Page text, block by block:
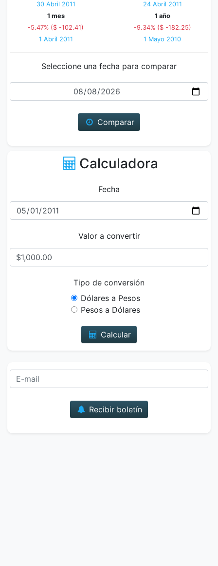
30 Abril 2011
24 Abril 2011
1 mes
-5.47% ($ -102.41)
1 Abril 2011
1 año
-9.34% ($ -182.25)
1 Mayo 2010
Seleccione una fecha para comparar
Fecha
Comparar
Calculadora
Fecha
Valor a convertir
Tipo de conversión
Dólares a Pesos
Pesos a Dólares
Calcular
Recibir boletín